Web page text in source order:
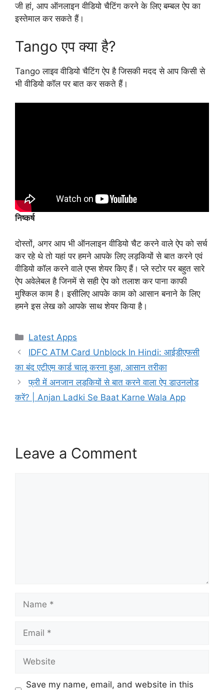
जी हां, आप ऑनलाइन वीडियो चैटिंग करने के लिए बम्बल ऐप का
इस्तेमाल कर सकते हैं।
Tango एप क्या है?
Tango लाइव वीडियो चैटिंग ऐप है जिसकी मदद से आप किसी से
भी वीडियो कॉल पर बात कर सकते हैं।
निष्कर्ष
दोस्तों, अगर आप भी ऑनलाइन वीडियो चैट करने वाले ऐप को सर्च
कर रहे थे तो यहां पर हमने आपके लिए लड़कियों से बात करने एवं
वीडियो कॉल करने वाले एप्स शेयर किए हैं। प्ले स्टोर पर बहुत सारे
ऐप अवेलेबल है जिनमें से सही ऐप को तलाश कर पाना काफी
मुश्किल काम है। इसीलिए आपके काम को आसान बनाने के लिए
हमने इस लेख को आपके साथ शेयर किया है।
Categories
Latest Apps
IDFC ATM Card Unblock In Hindi: आईडीएफसी
का बंद एटीएम कार्ड चालू करना हुआ, आसान तरीका
फ्री में अनजान लड़कियों से बात करने वाला ऐप डाउनलोड
करें? | Anjan Ladki Se Baat Karne Wala App
Leave a Comment
Save my name, email, and website in this